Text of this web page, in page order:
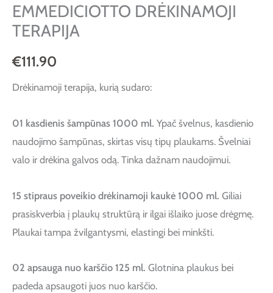
EMMEDICIOTTO DRĖKINAMOJI
TERAPIJA
€111.90
Drėkinamoji terapija, kurią sudaro:
01 kasdienis šampūnas 1000 ml. Ypač švelnus, kasdienio
naudojimo šampūnas, skirtas visų tipų plaukams. Švelniai
valo ir drėkina galvos odą. Tinka dažnam naudojimui.
15 stipraus poveikio drėkinamoji kaukė 1000 ml. Giliai
prasiskverbia į plaukų struktūrą ir ilgai išlaiko juose drėgmę.
Plaukai tampa žvilgantysmi, elastingi bei minkšti.
02 apsauga nuo karščio 125 ml. Glotnina plaukus bei
padeda apsaugoti juos nuo karščio.